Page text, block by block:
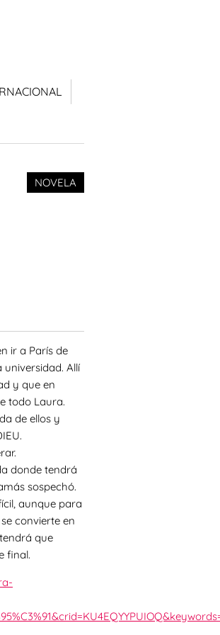
NOVELA
ir a París de
universidad. Allí
y que en
todo Laura.
de ellos y
donde tendrá
sospechó.
aunque para
convierte en
que
final.